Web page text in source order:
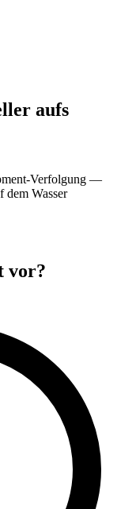
aufs
Verfolgung —
dem Wasser
vor?